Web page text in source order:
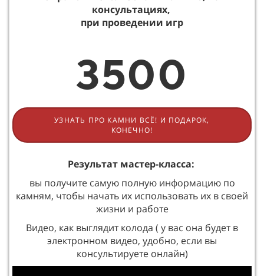
консультациях,
при проведении игр
3500
УЗНАТЬ ПРО КАМНИ ВСЁ! И ПОДАРОК,
КОНЕЧНО!
Результат мастер-класса:
вы получите самую полную информацию по
камням, чтобы начать их использовать их в своей
жизни и работе
Видео, как выглядит колода ( у вас она будет в
электронном видео, удобно, если вы
консультируете онлайн)